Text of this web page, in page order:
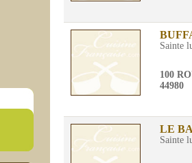
Sainte
100
44980
LE
Sainte